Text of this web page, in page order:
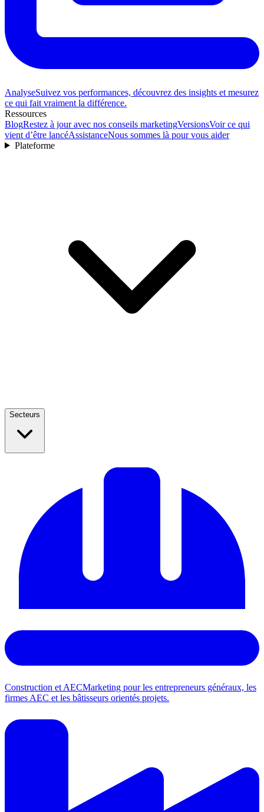
AnalyseSuivez vos performances, découvrez des insights et mesurez
ce qui fait vraiment la différence.
Ressources
BlogRestez à jour avec nos conseils marketingVersionsVoir ce qui
vient d’être lancéAssistanceNous sommes là pour vous aider
Plateforme
Secteurs
Construction et AECMarketing pour les entrepreneurs généraux, les
firmes AEC et les bâtisseurs orientés projets.